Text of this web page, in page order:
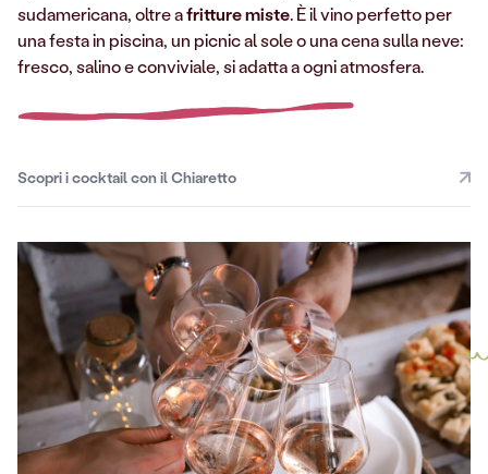
sudamericana, oltre afritture miste. È il vino perfetto per
una festa in piscina, un picnic al sole o una cena sulla neve:
fresco, salino e conviviale, si adatta a ogni atmosfera.
Scopri i cocktail con il Chiaretto